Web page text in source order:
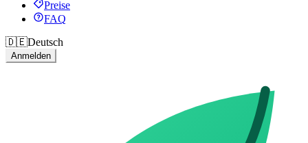
Preise
FAQ
🇩🇪Deutsch
Anmelden